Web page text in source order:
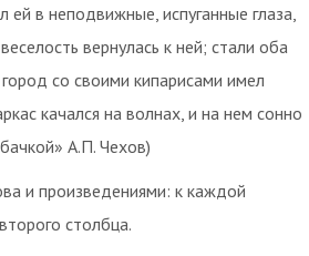
в неподвижные, испуганные глаза,
вернулась к ней; стали оба
со своими кипарисами имел
качался на волнах, и на нем сонно
А.П. Чехов)
и произведениями: к каждой
столбца.